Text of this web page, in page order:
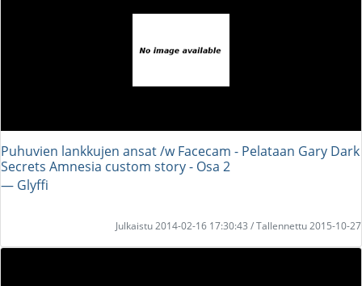
Puhuvien lankkujen ansat /w Facecam - Pelataan Gary Dark
Secrets Amnesia custom story - Osa 2
― Glyffi
Julkaistu 2014-02-16 17:30:43 / Tallennettu 2015-10-27